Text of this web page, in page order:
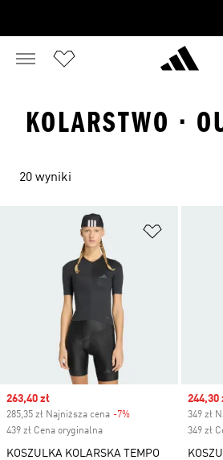
KOLARSTWO ·
20 wyniki
Dodaj do
Sale price
263,40 zł
285,35 zł Najniższa cena -7%
439 zł Cena oryginalna
KOSZULKA KOLARSKA TEMPO
Sale
244,30
349 zł
349 zł